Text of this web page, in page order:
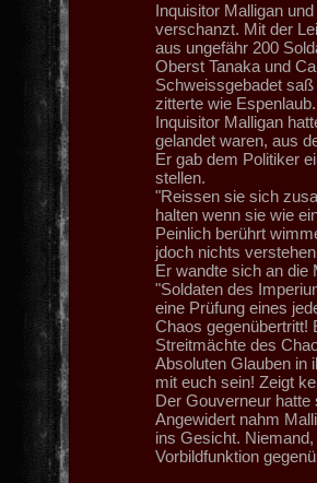
Inquisitor Malligan
verschanzt. Mit der
aus ungefähr 200
Oberst Tanaka und
Schweissgebadet
zitterte wie Espenlaub.
Inquisitor Malligan
gelandet waren, aus
Er gab dem Politiker
stellen.
"Reissen sie sich
halten wenn sie wie
Peinlich berührt
jdoch nichts
Er wandte sich an die
"Soldaten des
eine Prüfung eines
Chaos gegenübertritt!
Streitmächte des
Absoluten Glauben in
mit euch sein! Zeigt
Der Gouverneur
Angewidert nahm
ins Gesicht.
Vorbildfunktion